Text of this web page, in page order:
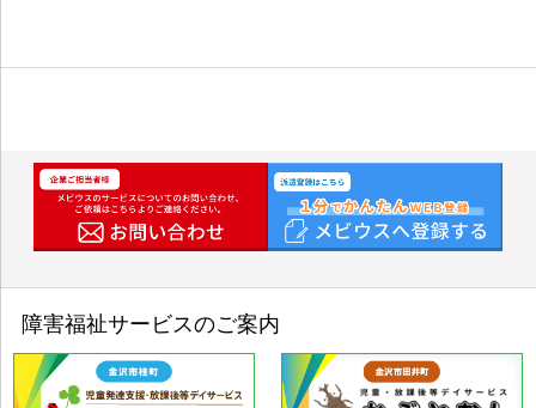
障害福祉サービスのご案内